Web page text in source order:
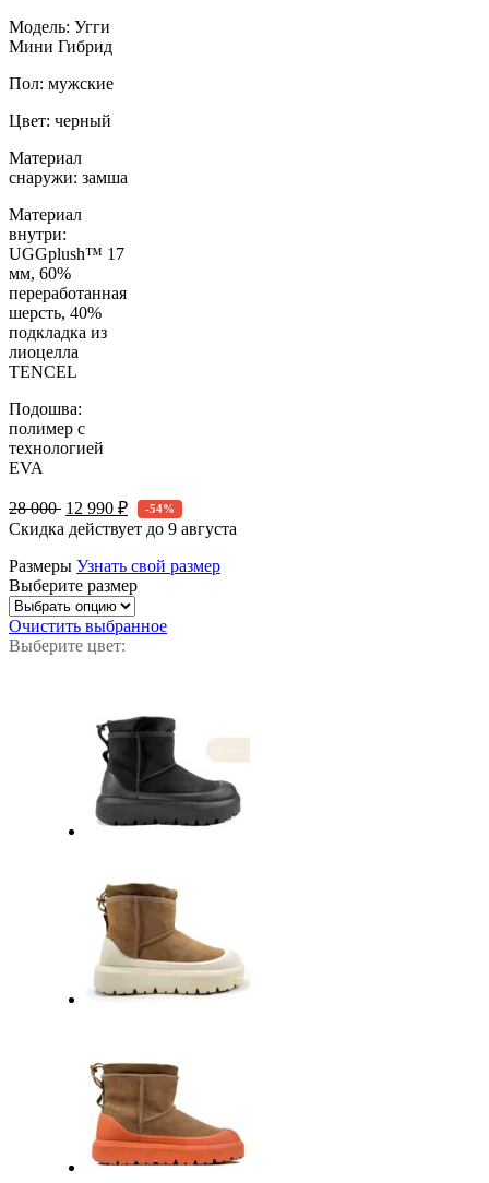
Модель: Угги
Мини Гибрид
Пол: мужские
Цвет: черный
Материал
снаружи: замша
Материал
внутри:
UGGplush™ 17
мм, 60%
переработанная
шерсть, 40%
подкладка из
лиоцелла
TENCEL
Подошва:
полимер с
технологией
EVA
28 000 12 990 ₽ -54%
Скидка действует до 9 августа
Размеры Узнать свой размер
Выберите размер
Очистить выбранное
Выберите цвет: